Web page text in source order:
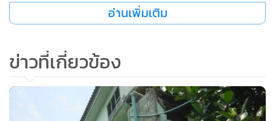
อ่านเพิ่มเติม
ข่าวที่เกี่ยวข้อง